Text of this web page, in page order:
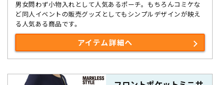
男女問わず小物入れとして人気あるポーチ。もちろんコミケな
ど同人イベントの販売グッズとしてもシンプルデザインが映え
る人気ある商品です。
アイテム詳細へ